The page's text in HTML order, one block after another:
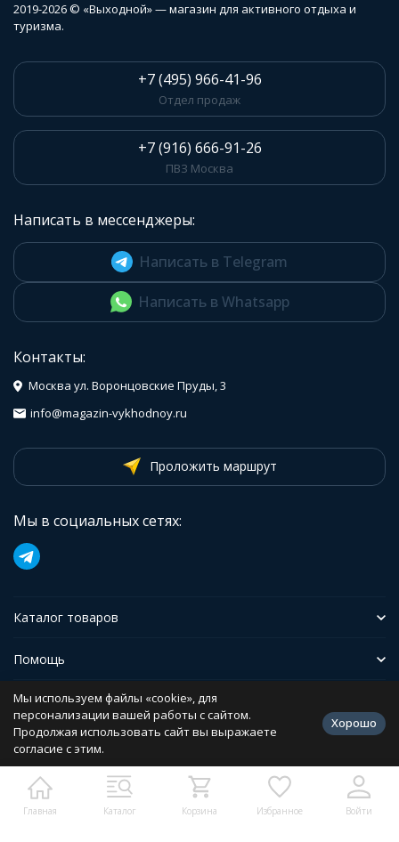
Главная Каталог Корзина Избранное Войти
2019-2026 © «Выходной» — магазин для активного отдыха и
туризма.
+7 (495) 966-41-96
Отдел продаж
+7 (916) 666-91-26
ПВЗ Москва
Написать в мессенджеры:
Написать в Telegram
Написать в Whatsapp
Контакты:
Москва ул. Воронцовские Пруды, 3
info@magazin-vykhodnoy.ru
Проложить маршрут
Мы в социальных сетях:
Каталог товаров
Помощь
Иформация
Политика персональных данных
Разработано в
bodysite.ru
Мы используем файлы «cookie», для
персонализации вашей работы с сайтом.
Продолжая использовать сайт вы выражаете
согласие с этим.
Хорошо